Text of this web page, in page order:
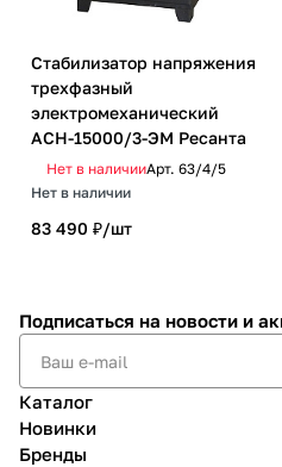
Стабилизатор напряжения
трехфазный
электромеханический
ACH-15000/3-ЭМ Ресанта
Нет в наличииАрт. 63/4/5
Нет в наличии
83 490 ₽/шт
Подписаться на новости и
Каталог
Новинки
Бренды